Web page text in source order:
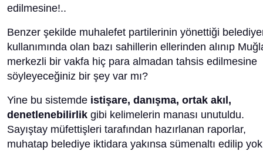
edilmesine!..
Benzer şekilde muhalefet partilerinin yönettiği
kullanımında olan bazı sahillerin ellerinden alınıp
merkezli bir vakfa hiç para almadan tahsis edilmesine
söyleyeceğiniz bir şey var mı?
Yine bu sistemde istişare, danışma, ortak akıl,
denetlenebilirlik gibi kelimelerin manası unutuldu.
Sayıştay müfettişleri tarafından hazırlanan raporlar,
muhatap belediye iktidara yakınsa sümenaltı edilip yok